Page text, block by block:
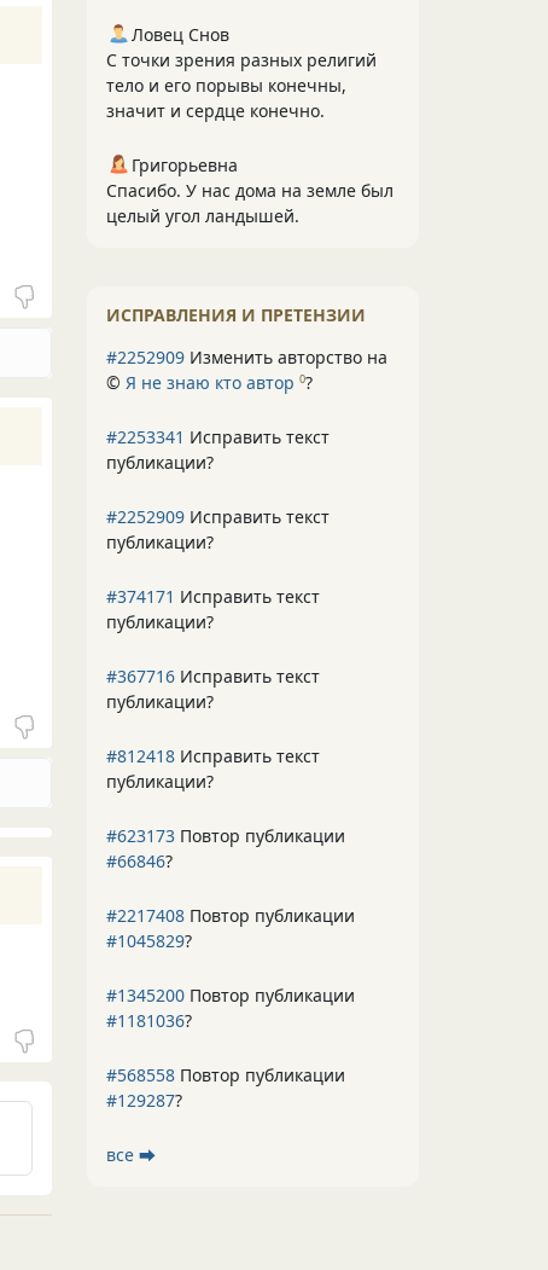
Ловец Снов
С точки зрения разных религий
тело и его порывы конечны,
значит и сердце конечно.
Григорьевна
Спасибо. У нас дома на земле был
целый угол ландышей.
ИСПРАВЛЕНИЯ И ПРЕТЕНЗИИ
#2252909 Изменить авторство на
© Я не знаю кто автор 0?
#2253341 Исправить текст
публикации?
#2252909 Исправить текст
публикации?
#374171 Исправить текст
публикации?
#367716 Исправить текст
публикации?
#812418 Исправить текст
публикации?
#623173 Повтор публикации
#66846?
#2217408 Повтор публикации
#1045829?
#1345200 Повтор публикации
#1181036?
#568558 Повтор публикации
#129287?
все ⮕